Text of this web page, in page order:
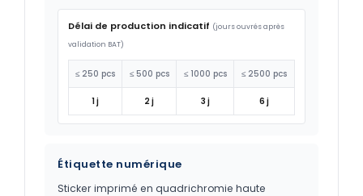
Délai de production indicatif (jours ouvrés après
validation BAT)
≤ 250 pcs ≤ 500 pcs ≤ 1000 pcs ≤ 2500 pcs
1 j 2 j 3 j 6 j
Étiquette numérique
Sticker imprimé en quadrichromie haute